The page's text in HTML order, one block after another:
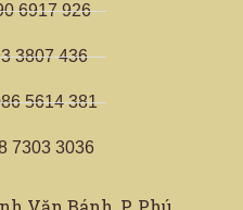
6917 926
3807 436
5614 381
7303 3036